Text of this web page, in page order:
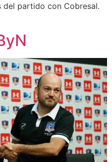
del partido con Cobresal.